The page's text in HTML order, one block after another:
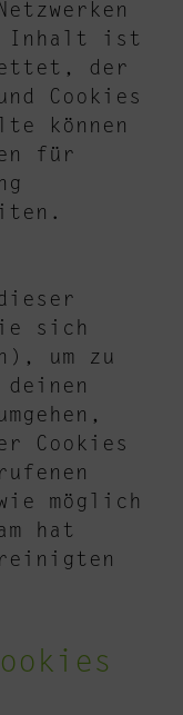
Inhalt ist
der
Cookies
können
für
sich
um zu
Cookies
möglich
hat